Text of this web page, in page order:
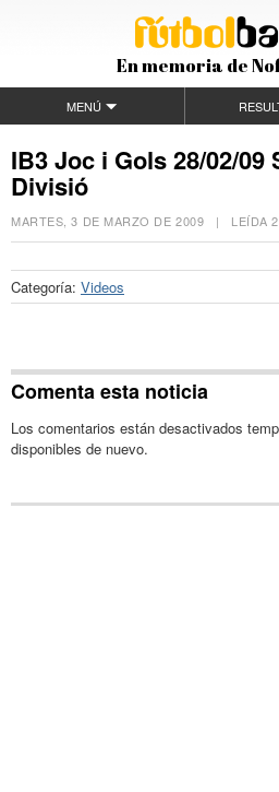
En memoria de
MENÚ
IB3 Joc i Gols 28/02/09
Divisió
MARTES, 3 DE MARZO DE 2009 | LEÍDA
Categoría: Videos
Comenta esta noticia
Los comentarios están desactivados
disponibles de nuevo.